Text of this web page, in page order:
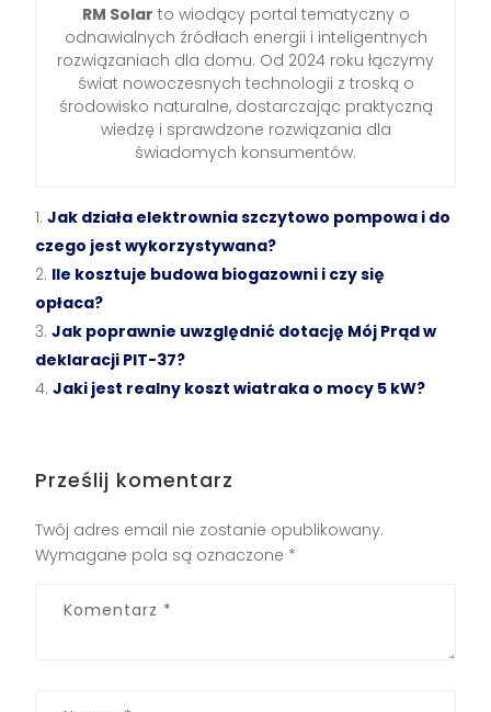
RM Solar to wiodący portal tematyczny o
odnawialnych źródłach energii i inteligentnych
rozwiązaniach dla domu. Od 2024 roku łączymy
świat nowoczesnych technologii z troską o
środowisko naturalne, dostarczając praktyczną
wiedzę i sprawdzone rozwiązania dla
świadomych konsumentów.
Jak działa elektrownia szczytowo pompowa i do
czego jest wykorzystywana?
Ile kosztuje budowa biogazowni i czy się
opłaca?
Jak poprawnie uwzględnić dotację Mój Prąd w
deklaracji PIT-37?
Jaki jest realny koszt wiatraka o mocy 5 kW?
Prześlij komentarz
Twój adres email nie zostanie opublikowany.
Wymagane pola są oznaczone *